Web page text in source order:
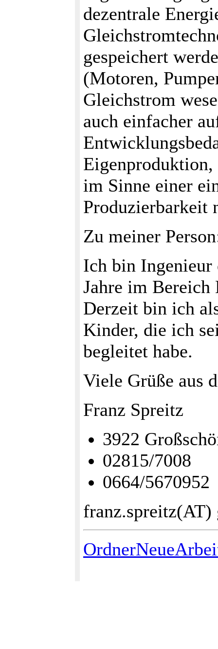
dezentrale
gespeichert
(Motoren,
Gleichstrom
auch einfacher
im Sinne einer
Produzierbarkeit
Zu meiner
Ich bin Ingenieur
Jahre im
Derzeit bin ich
Kinder, die ich
begleitet habe.
Viele Grüße aus
Franz Spreitz
3922
02815/7008
0664/5670952
franz.spreitz(AT)